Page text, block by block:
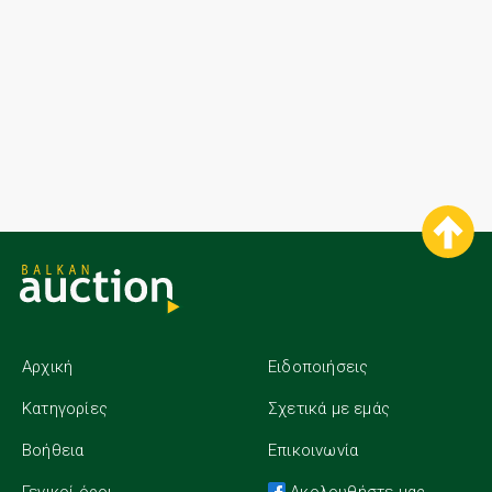
Αρχική
Κατηγορίες
Βοήθεια
Ειδοποιήσεις
Σχετικά με εμάς
Επικοινωνία